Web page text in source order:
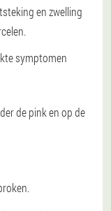
en zwelling
symptomen
de pink en op de